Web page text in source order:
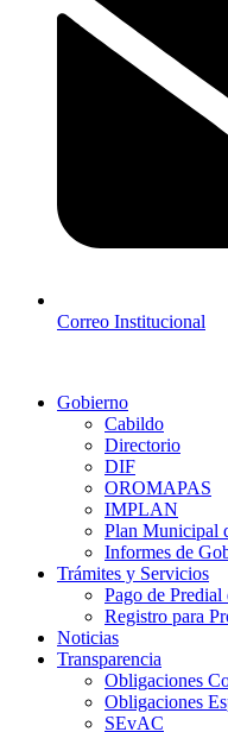
Correo Institucional
Gobierno
Cabildo
Directorio
DIF
OROMAPAS
IMPLAN
Plan Municipal
Informes de
Trámites y Servicios
Pago de Predial
Registro para
Noticias
Transparencia
Obligaciones
Obligaciones
SEvAC